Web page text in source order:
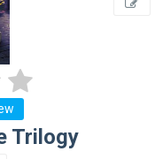
Trilogy